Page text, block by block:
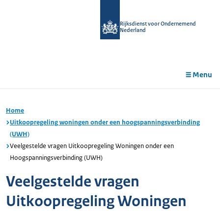
Rijksdienst voor Ondernemend
Nederland
Menu
Home
Uitkoopregeling woningen onder een hoogspanningsverbinding
(UWH)
Veelgestelde vragen Uitkoopregeling Woningen onder een
Hoogspanningsverbinding (UWH)
Veelgestelde vragen
Uitkoopregeling Woningen